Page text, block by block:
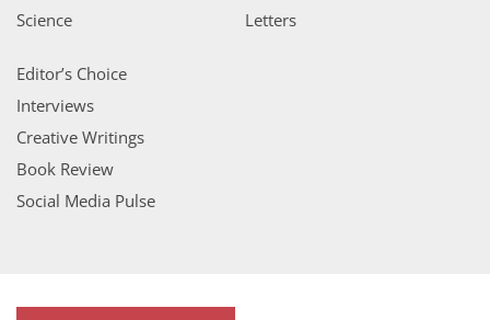
Science
Letters
Editor’s Choice
Interviews
Creative Writings
Book Review
Social Media Pulse